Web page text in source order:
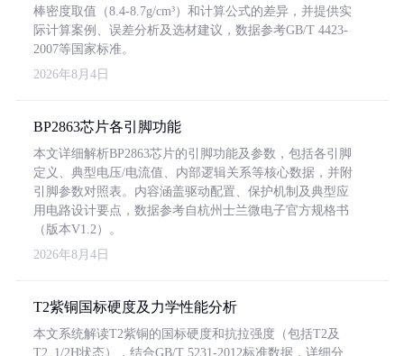
棒密度取值（8.4-8.7g/cm³）和计算公式的差异，并提供实
际计算案例、误差分析及选材建议，数据参考GB/T 4423-
2007等国家标准。
2026年8月4日
BP2863芯片各引脚功能
本文详细解析BP2863芯片的引脚功能及参数，包括各引脚
定义、典型电压/电流值、内部逻辑关系等核心数据，并附
引脚参数对照表。内容涵盖驱动配置、保护机制及典型应
用电路设计要点，数据参考自杭州士兰微电子官方规格书
（版本V1.2）。
2026年8月4日
T2紫铜国标硬度及力学性能分析
本文系统解读T2紫铜的国标硬度和抗拉强度（包括T2及
T2_1/2H状态），结合GB/T 5231-2012标准数据，详细分